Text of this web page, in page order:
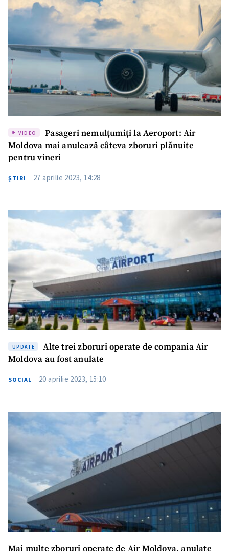
Trimite o informație
VIDEO
Pasageri nemulțumiți la Aeroport: Air
Moldova mai anulează câteva zboruri plănuite
pentru vineri
ŞTIRI 27 aprilie 2023, 14:28
UPDATE
Alte trei zboruri operate de compania Air
Moldova au fost anulate
SOCIAL 20 aprilie 2023, 15:10